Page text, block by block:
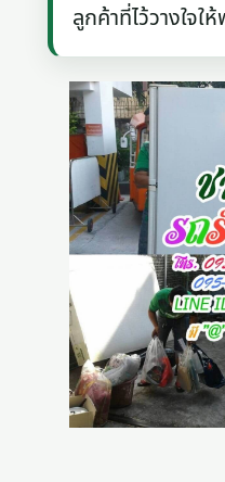
ลูกค้าที่ไว้วางใจใ